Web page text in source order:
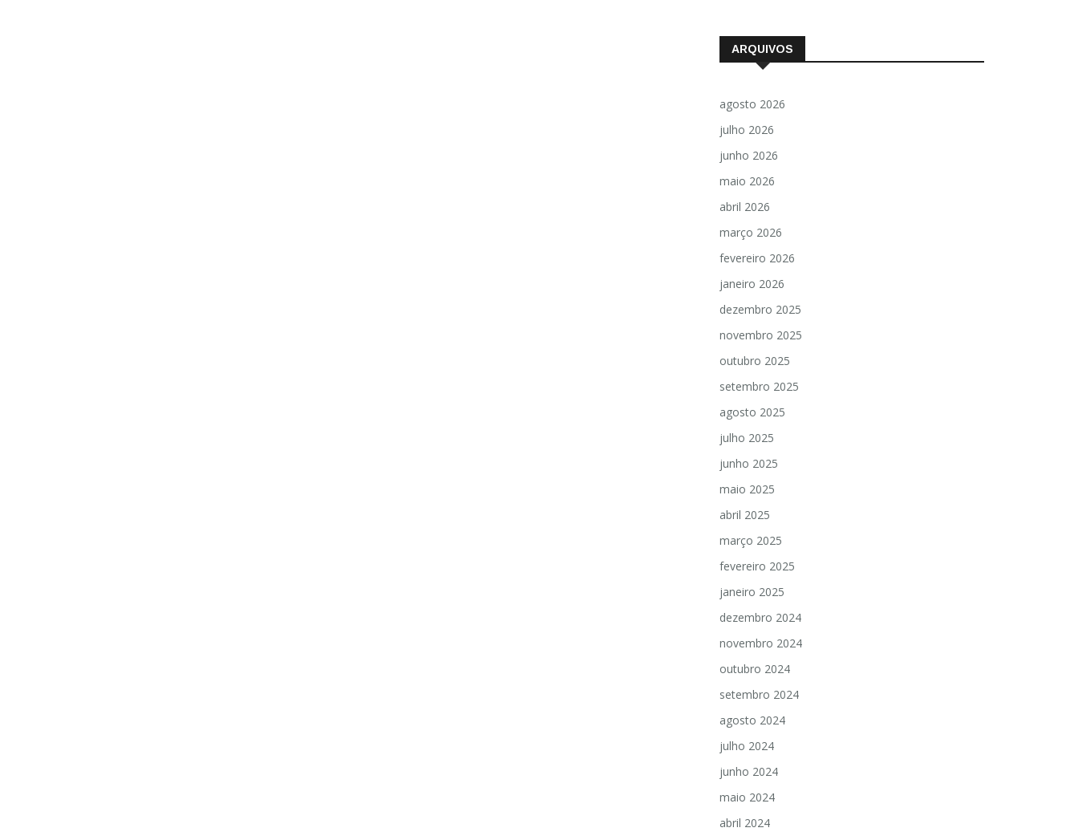
ARQUIVOS
agosto 2026
julho 2026
junho 2026
maio 2026
abril 2026
março 2026
fevereiro 2026
janeiro 2026
dezembro 2025
novembro 2025
outubro 2025
setembro 2025
agosto 2025
julho 2025
junho 2025
maio 2025
abril 2025
março 2025
fevereiro 2025
janeiro 2025
dezembro 2024
novembro 2024
outubro 2024
setembro 2024
agosto 2024
julho 2024
junho 2024
maio 2024
abril 2024